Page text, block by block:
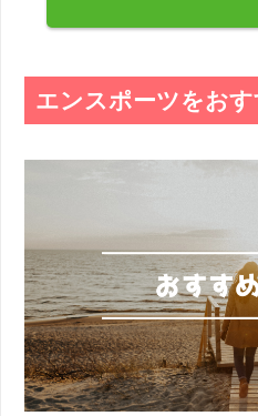
エンスポーツをお